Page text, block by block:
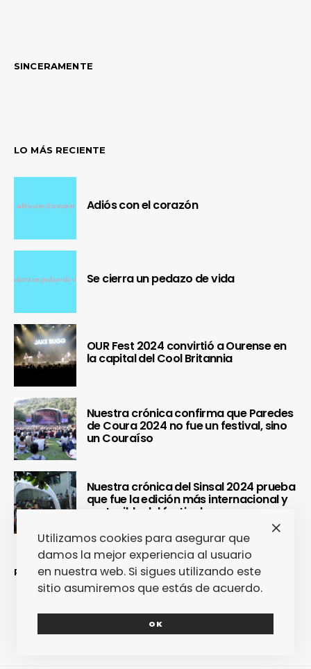
SINCERAMENTE
LO MÁS RECIENTE
Adiós con el corazón
Se cierra un pedazo de vida
OUR Fest 2024 convirtió a Ourense en
la capital del Cool Britannia
Nuestra crónica confirma que Paredes
de Coura 2024 no fue un festival, sino
un Couraíso
Nuestra crónica del Sinsal 2024 prueba
que fue la edición más internacional y
sostenible del festival
REDES SOCIALES
Utilizamos cookies para asegurar que
damos la mejor experiencia al usuario
en nuestra web. Si sigues utilizando este
sitio asumiremos que estás de acuerdo.
OK